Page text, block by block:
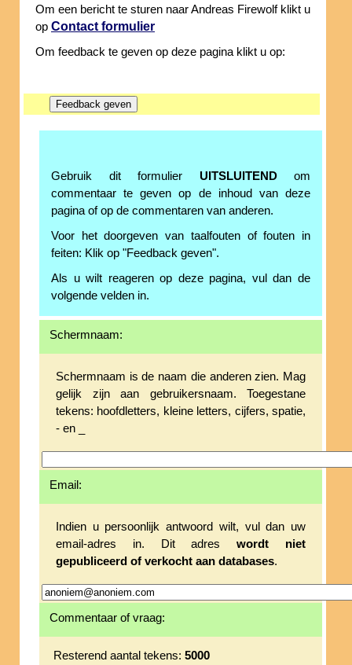
Om een bericht te sturen naar Andreas Firewolf klikt u
op Contact formulier
Om feedback te geven op deze pagina klikt u op:
Gebruik dit formulier UITSLUITENDom
commentaar te geven op de inhoud van deze
pagina of op de commentaren van anderen.
Voor het doorgeven van taalfouten of fouten in
feiten: Klik op "Feedback geven".
Als u wilt reageren op deze pagina, vul dan de
volgende velden in.
Schermnaam:
Schermnaam is de naam die anderen zien. Mag
gelijk zijn aan gebruikersnaam. Toegestane
tekens: hoofdletters, kleine letters, cijfers, spatie,
- en _
Email:
Indien u persoonlijk antwoord wilt, vul dan uw
email-adres in. Dit adreswordt niet
gepubliceerd of verkocht aan databases.
Commentaar of vraag:
Resterend aantal tekens: 5000